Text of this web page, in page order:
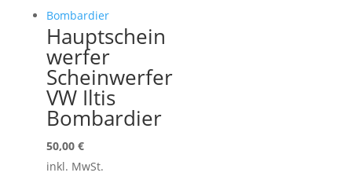
Hauptschein
werfer
Scheinwerfer
VW Iltis
Bombardier
50,00 €
inkl. MwSt.